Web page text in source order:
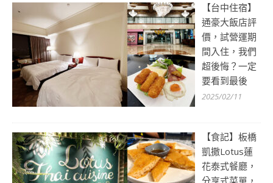
【台中住宿】
通豪大飯店評
價，試營運期
間入住，我們
超後悔？一定
要看到最後
2025/02/11
【食記】板橋
凱撒Lotus蓮
花泰式餐廳，